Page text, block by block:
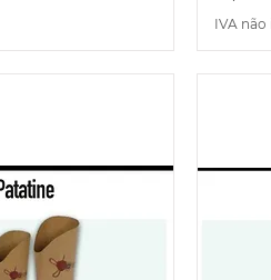
IVA não